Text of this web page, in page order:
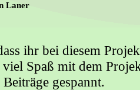
Laner
ihr bei diesem
viel Spaß mit dem
gespannt.